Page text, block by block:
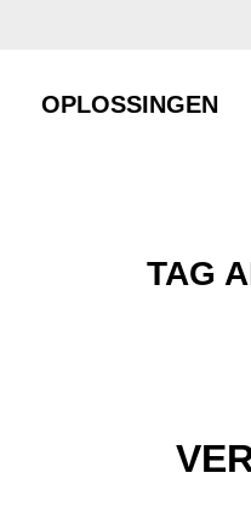
OPLOSSINGEN
TAG